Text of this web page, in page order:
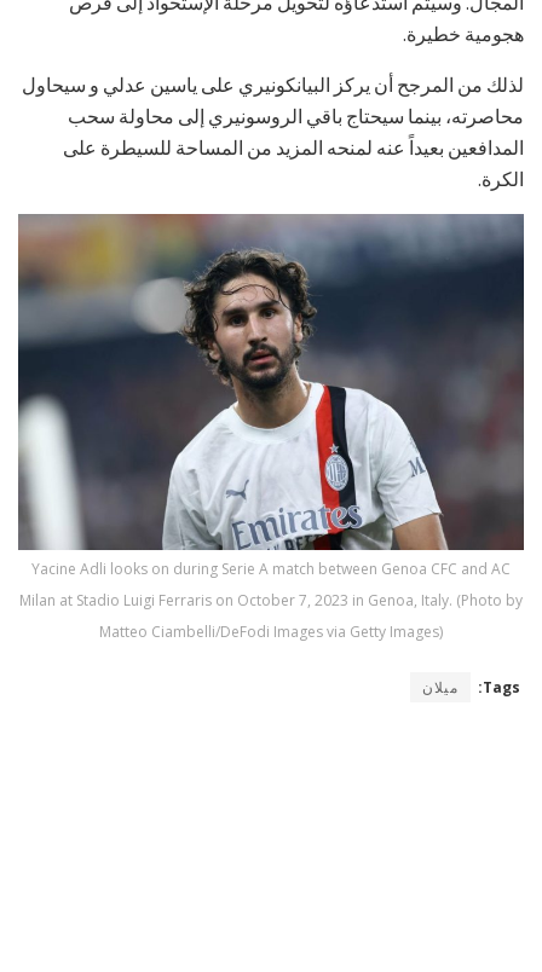
هجومية خطيرة.
لذلك من المرجح أن يركز البيانكونيري على ياسين عدلي و سيحاول
محاصرته، بينما سيحتاج باقي الروسونيري إلى محاولة سحب
المدافعين بعيداً عنه لمنحه المزيد من المساحة للسيطرة على
الكرة.
Yacine Adli looks on during Serie A match between Genoa CFC and AC
Milan at Stadio Luigi Ferraris on October 7, 2023 in Genoa, Italy. (Photo by
Matteo Ciambelli/DeFodi Images via Getty Images)
Tags: ميلان